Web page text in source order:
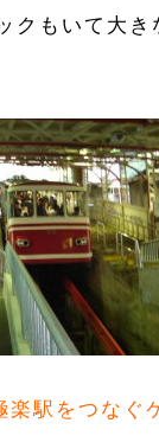
クもいて大き
楽駅をつなぐ